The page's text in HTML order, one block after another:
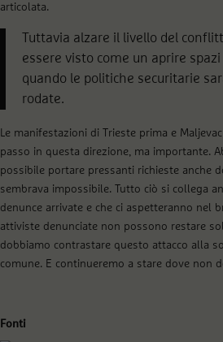
articolata.
Tuttavia alzare il livello del
essere visto come un aprire
quando le politiche securitarie
rodate.
Le manifestazioni di Trieste prima e
passo in questa direzione, ma importante.
possibile portare pressanti richieste anche
sembrava impossibile. Tutto ciò si collega
denunce arrivate e che ci aspetteranno nel
attiviste denunciate non possono restare
dobbiamo contrastare questo attacco alla
comune. E continueremo a stare dove non
Fonti